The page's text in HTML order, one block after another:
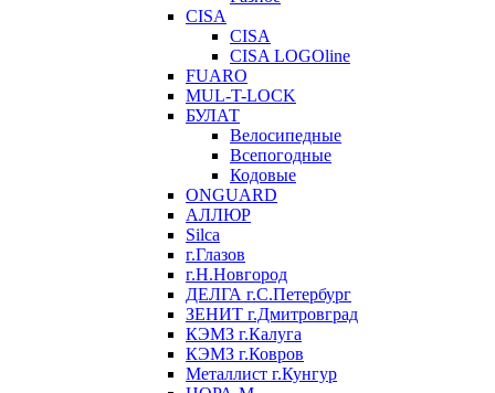
CISA
CISA
CISA LOGOline
FUARO
MUL-T-LOCK
БУЛАТ
Велосипедные
Всепогодные
Кодовые
ONGUARD
АЛЛЮР
Silca
г.Глазов
г.Н.Новгород
ДЕЛГА г.С.Петербург
ЗЕНИТ г.Дмитровград
КЭМЗ г.Калуга
КЭМЗ г.Ковров
Металлист г.Кунгур